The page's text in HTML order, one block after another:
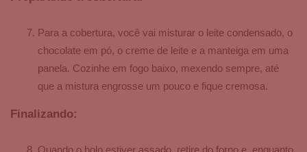
Para a cobertura, você vai misturar o leite condensado, o
chocolate em pó, o creme de leite e a manteiga em uma
panela. Cozinhe em fogo baixo, mexendo sempre, até
que a mistura engrosse um pouco e fique cremosa.
Finalizando: